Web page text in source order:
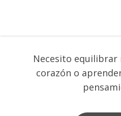
Necesito equilibrar
corazón o